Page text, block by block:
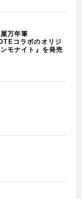
万年筆
コラボのオリジ
モナイト』を発売